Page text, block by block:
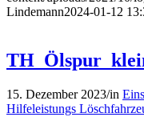
Lindemann2024-01-12
15. Dezember 2023/in
Hilfeleistungs